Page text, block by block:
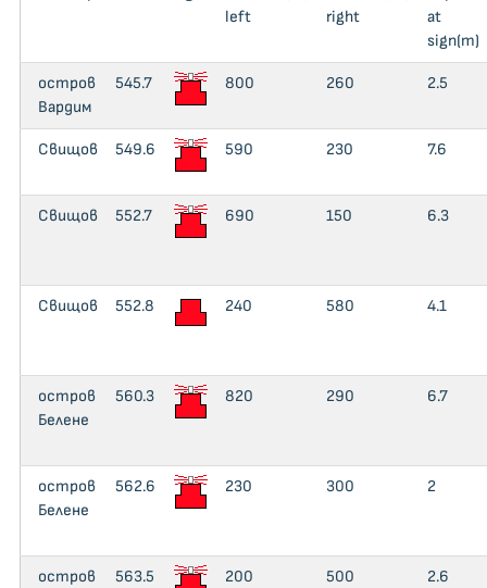
left
right
at
sign(m)
остров
Вардим
545.7 800 260 2.5
Свищов 549.6 590 230 7.6
Свищов 552.7 690 150 6.3
Свищов 552.8 240 580 4.1
остров
Белене
560.3 820 290 6.7
остров
Белене
562.6 230 300 2
остров
563.5 200 500 2.6